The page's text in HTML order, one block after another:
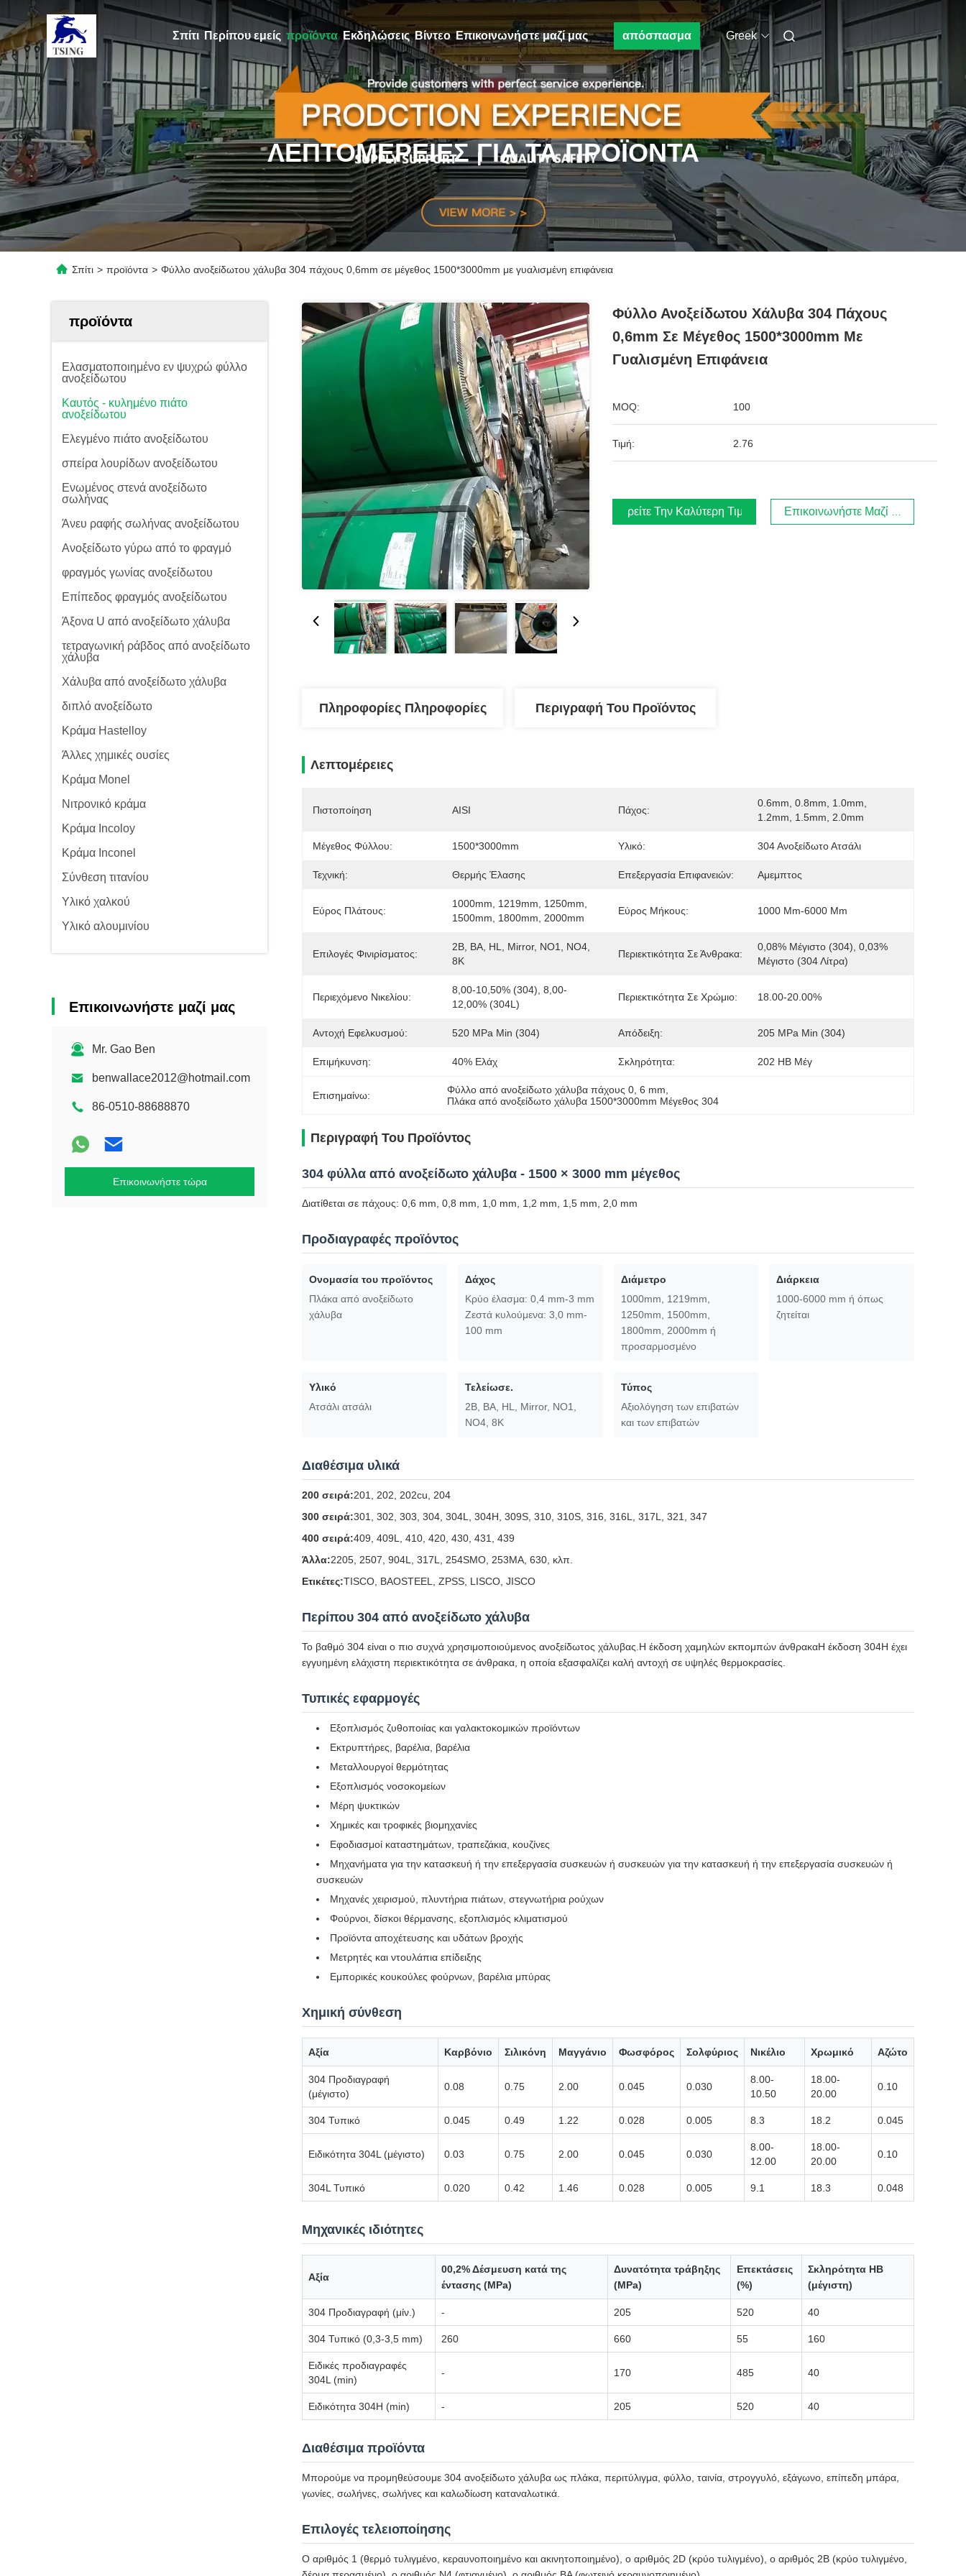
Σπίτι Περίπου εμείς προϊόντα Εκδηλώσεις Βίντεο Επικοινωνήστε μαζί μας απόσπασμα Greek
ΛΕΠΤΟΜΈΡΕΙΕΣ ΓΙΑ ΤΑ ΠΡΟΪΌΝΤΑ
Σπίτι > προϊόντα > Φύλλο ανοξείδωτου χάλυβα 304 πάχους 0,6mm σε μέγεθος 1500*3000mm με γυαλισμένη επιφάνεια
προϊόντα
Ελασματοποιημένο εν ψυχρώ φύλλο
ανοξείδωτου
Καυτός - κυλημένο πιάτο
ανοξείδωτου
Ελεγμένο πιάτο ανοξείδωτου
σπείρα λουρίδων ανοξείδωτου
Ενωμένος στενά ανοξείδωτο
σωλήνας
Άνευ ραφής σωλήνας ανοξείδωτου
Ανοξείδωτο γύρω από το φραγμό
φραγμός γωνίας ανοξείδωτου
Επίπεδος φραγμός ανοξείδωτου
Άξονα U από ανοξείδωτο χάλυβα
τετραγωνική ράβδος από ανοξείδωτο
χάλυβα
Χάλυβα από ανοξείδωτο χάλυβα
διπλό ανοξείδωτο
Κράμα Hastelloy
Άλλες χημικές ουσίες
Κράμα Monel
Νιτρονικό κράμα
Κράμα Incoloy
Κράμα Inconel
Σύνθεση τιτανίου
Υλικό χαλκού
Υλικό αλουμινίου
Επικοινωνήστε μαζί μας
Mr. Gao Ben
benwallace2012@hotmail.com
86-0510-88688870
Επικοινωνήστε τώρα
Φύλλο Ανοξείδωτου Χάλυβα 304 Πάχους
0,6mm Σε Μέγεθος 1500*3000mm Με
Γυαλισμένη Επιφάνεια
MOQ: 100
Τιμή: 2.76
Βρείτε Την Καλύτερη Τιμή Επικοινωνήστε Μαζί Μας
Πληροφορίες Πληροφορίες Περιγραφή Του Προϊόντος
Λεπτομέρειες
Πιστοποίηση AISI Πάχος:
0.6mm, 0.8mm, 1.0mm,
1.2mm, 1.5mm, 2.0mm
Μέγεθος Φύλλου: 1500*3000mm Υλικό: 304 Ανοξείδωτο Ατσάλι
Τεχνική: Θερμής Έλασης Επεξεργασία Επιφανειών: Αμεμπτος
Εύρος Πλάτους:
1000mm, 1219mm, 1250mm,
1500mm, 1800mm, 2000mm
Εύρος Μήκους: 1000 Mm-6000 Mm
Επιλογές Φινιρίσματος:
2B, BA, HL, Mirror, NO1, NO4,
8K
Περιεκτικότητα Σε Άνθρακα:
0,08% Μέγιστο (304), 0,03%
Μέγιστο (304 Λίτρα)
Περιεχόμενο Νικελίου:
8,00-10,50% (304), 8,00-
12,00% (304L)
Περιεκτικότητα Σε Χρώμιο: 18.00-20.00%
Αντοχή Εφελκυσμού: 520 MPa Min (304) Απόδειξη: 205 MPa Min (304)
Επιμήκυνση: 40% Ελάχ Σκληρότητα: 202 HB Μέγ
Επισημαίνω: Φύλλο από ανοξείδωτο χάλυβα πάχους 0 , 6 mm
Πλάκα από ανοξείδωτο χάλυβα 1500*3000mm Μέγεθος 304
Περιγραφή Του Προϊόντος
304 φύλλα από ανοξείδωτο χάλυβα - 1500 × 3000 mm μέγεθος
Διατίθεται σε πάχους: 0,6 mm, 0,8 mm, 1,0 mm, 1,2 mm, 1,5 mm, 2,0 mm
Προδιαγραφές προϊόντος
Ονομασία του προϊόντος
Πλάκα από ανοξείδωτο
χάλυβα
Δάχος
Κρύο έλασμα: 0,4 mm-3 mm
Ζεστά κυλούμενα: 3,0 mm-
100 mm
Διάμετρο
1000mm, 1219mm,
1250mm, 1500mm,
1800mm, 2000mm ή
προσαρμοσμένο
Διάρκεια
1000-6000 mm ή όπως
ζητείται
Υλικό
Ατσάλι ατσάλι
Τελείωσε.
2Β, BA, HL, Mirror, NO1,
NO4, 8K
Τύπος
Αξιολόγηση των επιβατών
και των επιβατών
Διαθέσιμα υλικά
200 σειρά:201, 202, 202cu, 204
300 σειρά:301, 302, 303, 304, 304L, 304H, 309S, 310, 310S, 316, 316L, 317L, 321, 347
400 σειρά:409, 409L, 410, 420, 430, 431, 439
Άλλα:2205, 2507, 904L, 317L, 254SMO, 253MA, 630, κλπ.
Ετικέτες:TISCO, BAOSTEEL, ZPSS, LISCO, JISCO
Περίπου 304 από ανοξείδωτο χάλυβα
Το βαθμό 304 είναι ο πιο συχνά χρησιμοποιούμενος ανοξείδωτος χάλυβας.Η έκδοση χαμηλών εκπομπών άνθρακαΗ έκδοση 304H έχει
εγγυημένη ελάχιστη περιεκτικότητα σε άνθρακα, η οποία εξασφαλίζει καλή αντοχή σε υψηλές θερμοκρασίες.
Τυπικές εφαρμογές
Εξοπλισμός ζυθοποιίας και γαλακτοκομικών προϊόντων
Εκτρυπτήρες, βαρέλια, βαρέλια
Μεταλλουργοί θερμότητας
Εξοπλισμός νοσοκομείων
Μέρη ψυκτικών
Χημικές και τροφικές βιομηχανίες
Εφοδιασμοί καταστημάτων, τραπεζάκια, κουζίνες
Μηχανήματα για την κατασκευή ή την επεξεργασία συσκευών ή συσκευών για την κατασκευή ή την επεξεργασία συσκευών ή
συσκευών
Μηχανές χειρισμού, πλυντήρια πιάτων, στεγνωτήρια ρούχων
Φούρνοι, δίσκοι θέρμανσης, εξοπλισμός κλιματισμού
Προϊόντα αποχέτευσης και υδάτων βροχής
Μετρητές και ντουλάπια επίδειξης
Εμπορικές κουκούλες φούρνων, βαρέλια μπύρας
Χημική σύνθεση
Αξία Καρβόνιο Σιλικόνη Μαγγάνιο Φωσφόρος Σολφύριος Νικέλιο Χρωμικό Αζώτο
304 Προδιαγραφή
(μέγιστο)
0.08 0.75 2.00 0.045 0.030
8.00-
10.50
18.00-
20.00
0.10
304 Τυπικό 0.045 0.49 1.22 0.028 0.005 8.3 18.2 0.045
Ειδικότητα 304L (μέγιστο) 0.03 0.75 2.00 0.045 0.030
8.00-
12.00
18.00-
20.00
0.10
304L Τυπικό 0.020 0.42 1.46 0.028 0.005 9.1 18.3 0.048
Μηχανικές ιδιότητες
Αξία
00,2% Δέσμευση κατά της
έντασης (MPa)
Δυνατότητα τράβηξης
(MPa)
Επεκτάσεις
(%)
Σκληρότητα HB
(μέγιστη)
304 Προδιαγραφή (μίν.) - 205 520 40
304 Τυπικό (0,3-3,5 mm) 260 660 55 160
Ειδικές προδιαγραφές
304L (min)
- 170 485 40
Ειδικότητα 304H (min) - 205 520 40
Διαθέσιμα προϊόντα
Μπορούμε να προμηθεύσουμε 304 ανοξείδωτο χάλυβα ως πλάκα, περιτύλιγμα, φύλλο, ταινία, στρογγυλό, εξάγωνο, επίπεδη μπάρα,
γωνίες, σωλήνες, σωλήνες και καλωδίωση καταναλωτικά.
Επιλογές τελειοποίησης
Ο αριθμός 1 (θερμό τυλιγμένο, κεραυνοποιημένο και ακινητοποιημένο), ο αριθμός 2D (κρύο τυλιγμένο), ο αριθμός 2B (κρύο τυλιγμένο,